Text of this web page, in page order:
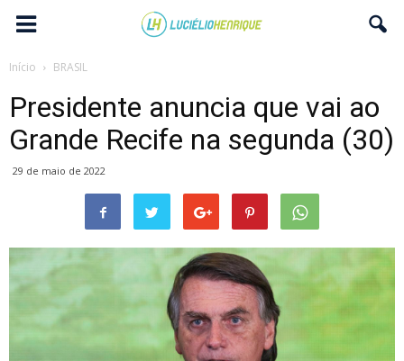
Início BRASIL
Presidente anuncia que vai ao
Grande Recife na segunda (30)
29 de maio de 2022